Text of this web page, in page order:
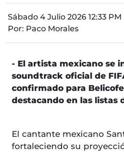
Sábado 4 Julio 2026 12:33 PM
Por: Paco Morales
- El artista mexicano se
soundtrack oficial de
confirmado para
destacando en las listas
El cantante mexicano
fortaleciendo su